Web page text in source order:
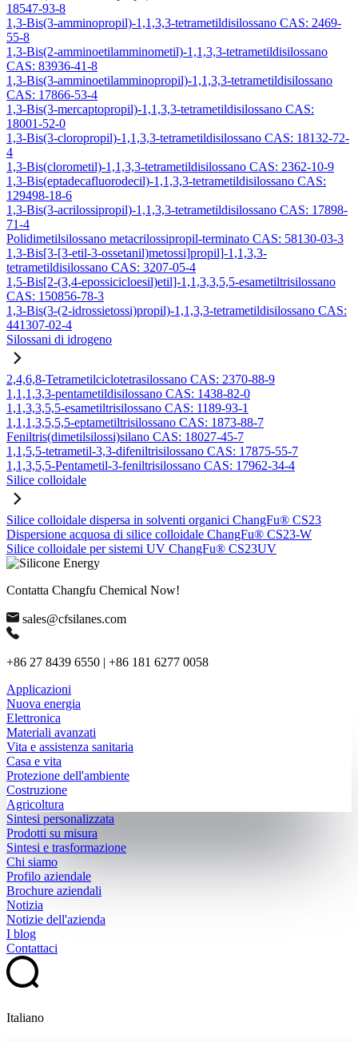
18547-93-8
1,3-Bis(3-amminopropil)-1,1,3,3-tetrametildisilossano CAS: 2469-
55-8
1,3-Bis(2-amminoetilamminometil)-1,1,3,3-tetrametildisilossano
CAS: 83936-41-8
1,3-Bis(3-amminoetilamminopropil)-1,1,3,3-tetrametildisilossano
CAS: 17866-53-4
1,3-Bis(3-mercaptopropil)-1,1,3,3-tetrametildisilossano CAS:
18001-52-0
1,3-Bis(3-cloropropil)-1,1,3,3-tetrametildisilossano CAS: 18132-72-
4
1,3-Bis(clorometil)-1,1,3,3-tetrametildisilossano CAS: 2362-10-9
1,3-Bis(eptadecafluorodecil)-1,1,3,3-tetrametildisilossano CAS:
129498-18-6
1,3-Bis(3-acrilossipropil)-1,1,3,3-tetrametildisilossano CAS: 17898-
71-4
Polidimetilsilossano metacrilossipropil-terminato CAS: 58130-03-3
1,3-Bis[3-[3-etil-3-ossetanil)metossi]propil]-1,1,3,3-
tetrametildisilossano CAS: 3207-05-4
1,5-Bis[2-(3,4-epossicicloesil)etil]-1,1,3,3,5,5-esametiltrisilossano
CAS: 150856-78-3
1,3-Bis(3-(2-idrossietossi)propil)-1,1,3,3-tetrametildisilossano CAS:
441307-02-4
Silossani di idrogeno
2,4,6,8-Tetrametilciclotetrasilossano CAS: 2370-88-9
1,1,1,3,3-pentametildisilossano CAS: 1438-82-0
1,1,3,3,5,5-esametiltrisilossano CAS: 1189-93-1
1,1,1,3,5,5,5-eptametiltrisilossano CAS: 1873-88-7
Feniltris(dimetilsilossi)silano CAS: 18027-45-7
1,1,5,5-tetrametil-3,3-difeniltrisilossano CAS: 17875-55-7
1,1,3,5,5-Pentametil-3-feniltrisilossano CAS: 17962-34-4
Silice colloidale
Silice colloidale dispersa in solventi organici ChangFu® CS23
Dispersione acquosa di silice colloidale ChangFu® CS23-W
Silice colloidale per sistemi UV ChangFu® CS23UV
Contatta Changfu Chemical Now!
sales@cfsilanes.com
+86 27 8439 6550 | +86 181 6277 0058
Applicazioni
Nuova energia
Elettronica
Materiali avanzati
Vita e assistenza sanitaria
Casa e vita
Protezione dell'ambiente
Costruzione
Agricoltura
Sintesi personalizzata
Prodotti su misura
Sintesi e trasformazione
Chi siamo
Profilo aziendale
Brochure aziendali
Notizia
Notizie dell'azienda
I blog
Contattaci
Italiano